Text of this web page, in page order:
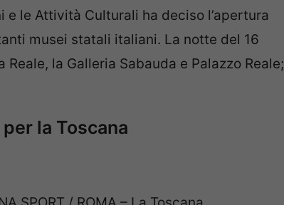
e le Attività Culturali ha deciso l’apertura
musei statali italiani. La notte del 16
Reale, la Galleria Sabauda e Palazzo Reale;
la Toscana